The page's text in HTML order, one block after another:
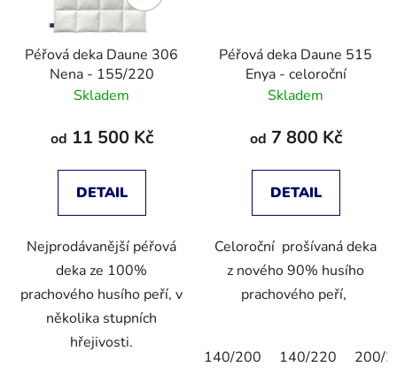
Péřová deka Daune 306
Nena - 155/220
Skladem
od 11 500 Kč
DETAIL
Nejprodávanější péřová
deka ze 100%
prachového husího peří, v
několika stupních
hřejivosti.
Péřová deka Daune 515
Enya - celoroční
Skladem
od 7 800 Kč
DETAIL
Celoroční prošívaná deka
z nového 90% husího
prachového peří,
140/200 140/220 200/